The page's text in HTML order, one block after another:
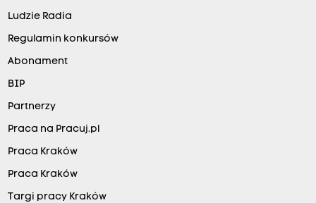
Ludzie Radia
Regulamin konkursów
Abonament
BIP
Partnerzy
Praca na Pracuj.pl
Praca Kraków
Praca Kraków
Targi pracy Kraków